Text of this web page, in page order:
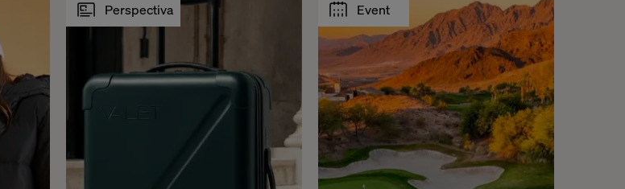
Perspectiva Event